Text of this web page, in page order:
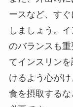
ースなど、す
しましょう。
のバランスも
てインスリン
けるよう心が
食を摂取する